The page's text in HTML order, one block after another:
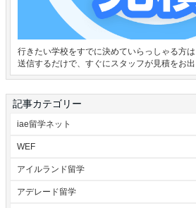
行きたい学校をすでに決めていらっしゃる方
送信するだけで、すぐにスタッフが見積をお出
記事カテゴリー
iae留学ネット
WEF
アイルランド留学
アデレード留学